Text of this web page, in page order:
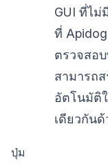
GUI ที่ไม่
ที่
ตรวจสอ
สามารถ
อัตโนมัติ
เดียวกัน
ปุ่ม